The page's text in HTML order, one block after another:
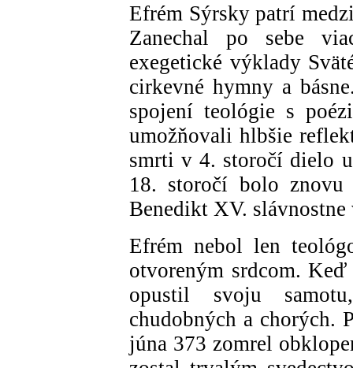
Efrém Sýrsky patrí
Zanechal po sebe
exegetické výklady
cirkevné hymny a
spojení teológie s
umožňovali hlbšie
smrti v 4. storočí dielo
18. storočí bolo
Benedikt XV.
Efrém nebol len
otvoreným srdcom.
opustil svoju
chudobných a chorých.
júna 373 zomrel